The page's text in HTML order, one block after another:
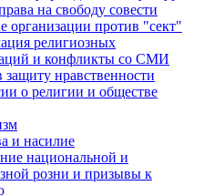
на свободу совести
организации против "сект"
религиозных
и конфликты со СМИ
нравственности
о религии и обществе
и насилие
национальной и
розни и призывы к